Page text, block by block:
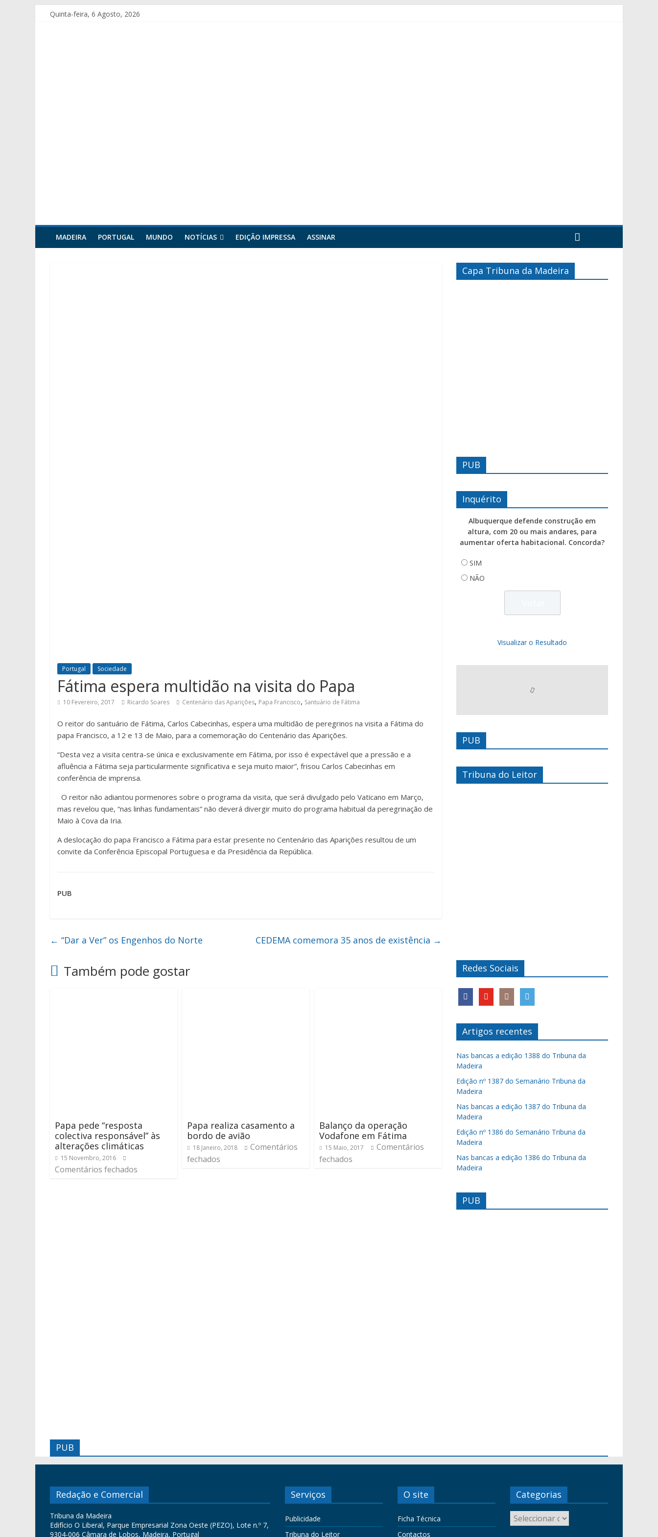
Quinta-feira, 6 Agosto, 2026
MADEIRA PORTUGAL MUNDO NOTÍCIAS EDIÇÃO IMPRESSA ASSINAR
Portugal Sociedade
Fátima espera multidão na visita do Papa
10 Fevereiro, 2017 Ricardo Soares Centenário das Aparições, Papa Francisco, Santuário de Fátima
O reitor do santuário de Fátima, Carlos Cabecinhas, espera uma multidão de peregrinos na visita a Fátima do
papa Francisco, a 12 e 13 de Maio, para a comemoração do Centenário das Aparições.
“Desta vez a visita centra-se única e exclusivamente em Fátima, por isso é expectável que a pressão e a
afluência a Fátima seja particularmente significativa e seja muito maior”, frisou Carlos Cabecinhas em
conferência de imprensa.
O reitor não adiantou pormenores sobre o programa da visita, que será divulgado pelo Vaticano em Março,
mas revelou que, “nas linhas fundamentais” não deverá divergir muito do programa habitual da peregrinação de
Maio à Cova da Iria.
A deslocação do papa Francisco a Fátima para estar presente no Centenário das Aparições resultou de um
convite da Conferência Episcopal Portuguesa e da Presidência da República.
PUB
← “Dar a Ver” os Engenhos do Norte CEDEMA comemora 35 anos de existência →
Também pode gostar
Papa pede “resposta
colectiva responsável” às
alterações climáticas
15 Novembro, 2016
Comentários fechados
Papa realiza casamento a
bordo de avião
18 Janeiro, 2018
Comentários
fechados
Balanço da operação
Vodafone em Fátima
15 Maio, 2017
Comentários
fechados
Capa Tribuna da Madeira
PUB
Inquérito
Albuquerque defende construção em
altura, com 20 ou mais andares, para
aumentar oferta habitacional. Concorda?
SIM
NÃO
Visualizar o Resultado
PUB
Tribuna do Leitor
Redes Sociais
Artigos recentes
Nas bancas a edição 1388 do Tribuna da
Madeira
Edição nº 1387 do Semanário Tribuna da
Madeira
Nas bancas a edição 1387 do Tribuna da
Madeira
Edição nº 1386 do Semanário Tribuna da
Madeira
Nas bancas a edição 1386 do Tribuna da
Madeira
PUB
PUB
Redação e Comercial
Tribuna da Madeira
Edifício O Liberal, Parque Empresarial Zona Oeste (PEZO), Lote n.º 7,
9304-006 Câmara de Lobos, Madeira, Portugal
Serviços
Publicidade
Tribuna do Leitor
O site
Ficha Técnica
Contactos
Categorias